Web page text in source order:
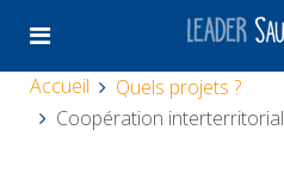
Accueil
Quels projets ?
Coopération